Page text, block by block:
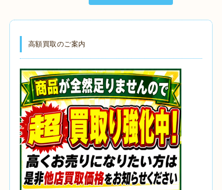
高額買取のご案内